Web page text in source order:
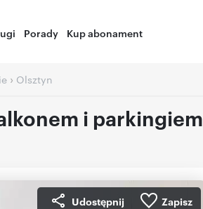
Porady Kup abonament
› Olsztyn
i parkingiem
Udostępnij Zapisz